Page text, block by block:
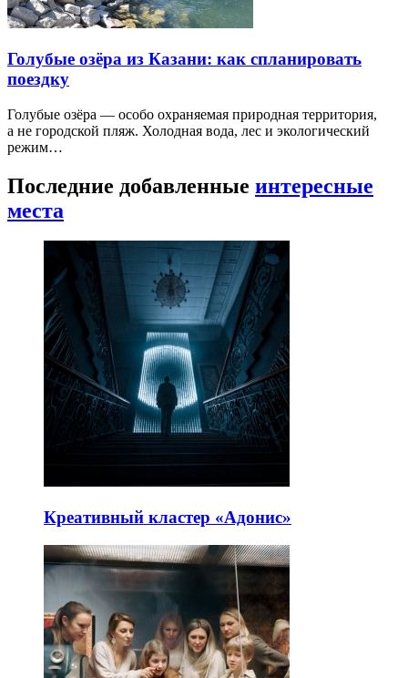
Голубые озёра из Казани: как спланировать
поездку
Голубые озёра — особо охраняемая природная территория,
а не городской пляж. Холодная вода, лес и экологический
режим…
Последние добавленные интересные
места
Креативный кластер «Адонис»